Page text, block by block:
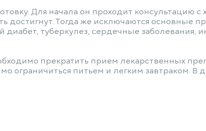
Для начала он проходит консультацию с
достигнут. Тогда же исключаются основные
туберкулез, сердечные
прекратить прием лекарственных
ограничиться питьем и легким завтраком. В